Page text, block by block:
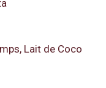
Lait de Coco